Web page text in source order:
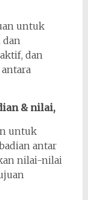
untuk
dan
dan
& nilai,
untuk
antar
nilai-nilai